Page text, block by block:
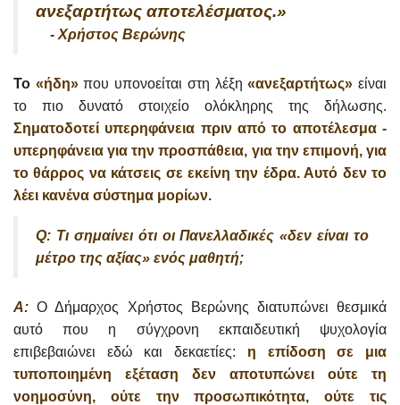
ανεξαρτήτως αποτελέσματος.»
- Χρήστος Βερώνης
Το «ήδη» που υπονοείται στη λέξη «ανεξαρτήτως»είναι
το πιο δυνατό στοιχείο ολόκληρης της δήλωσης.
Σηματοδοτεί υπερηφάνεια πριν από το αποτέλεσμα -
υπερηφάνεια για την προσπάθεια, για την επιμονή, για
το θάρρος να κάτσεις σε εκείνη την έδρα. Αυτό δεν το
λέει κανένα σύστημα μορίων.
Q: Τι σημαίνει ότι οι Πανελλαδικές «δεν είναι το
μέτρο της αξίας» ενός μαθητή;
A: Ο Δήμαρχος Χρήστος Βερώνης διατυπώνει θεσμικά
αυτό που η σύγχρονη εκπαιδευτική ψυχολογία
επιβεβαιώνει εδώ και δεκαετίες: η επίδοση σε μια
τυποποιημένη εξέταση δεν αποτυπώνει ούτε τη
νοημοσύνη, ούτε την προσωπικότητα, ούτε τις